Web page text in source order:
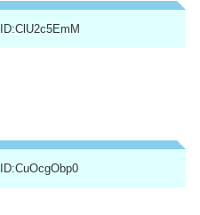
ID:ClU2c5EmM
ID:CuOcgObp0